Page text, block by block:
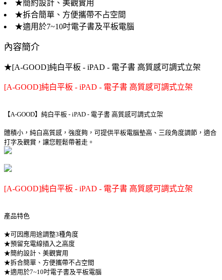
★簡約設計、美觀實用
★拆合簡單、方便攜帶不占空間
★適用於7~10吋電子書及平板電腦
內容簡介
★[A-GOOD]純白平板 - iPAD - 電子書 高質感可調式立架
[A-GOOD]純白平板 - iPAD - 電子書 高質感可調式立架
【A-GOOD】純白平板 - iPAD - 電子書 高質感可調式立架
體積小，純白高質感，強度夠，可提供平板電腦墊高、三段角度調節，適合
打字及觀賞，讓您輕鬆帶著走。
[A-GOOD]純白平板 - iPAD - 電子書 高質感可調式立架
產品特色
★可因應用途調整3種角度
★預留充電線插入之高度
★簡約設計、美觀實用
★拆合簡單、方便攜帶不占空間
★適用於7~10吋電子書及平板電腦